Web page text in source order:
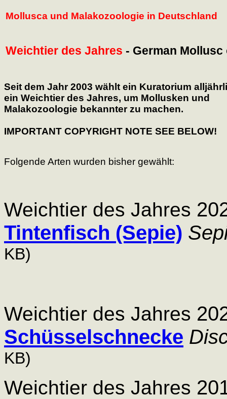
Mollusca und Malakozoologie in Deutschland
Weichtier des Jahres - German Mollusc
Seit dem Jahr 2003 wählt ein Kuratorium
ein Weichtier des Jahres, um Mollusken und
Malakozoologie bekannter zu machen.
IMPORTANT COPYRIGHT NOTE SEE BELOW!
Folgende Arten wurden bisher gewählt:
Weichtier des Jahres
Tintenfisch (Sepie)
KB)
Weichtier des Jahres
Schüsselschnecke
KB)
Weichtier des Jahres